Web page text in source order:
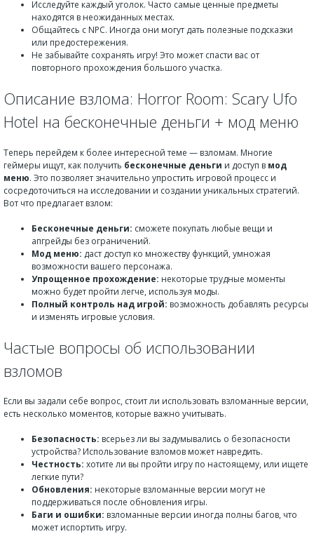
Исследуйте каждый уголок. Часто самые ценные предметы
находятся в неожиданных местах.
Общайтесь с NPC. Иногда они могут дать полезные подсказки
или предостережения.
Не забывайте сохранять игру! Это может спасти вас от
повторного прохождения большого участка.
Описание взлома: Horror Room: Scary Ufo
Hotel на бесконечные деньги + мод меню
Теперь перейдем к более интересной теме — взломам. Многие
геймеры ищут, как получить бесконечные деньги и доступ в мод
меню. Это позволяет значительно упростить игровой процесс и
сосредоточиться на исследовании и создании уникальных стратегий.
Вот что предлагает взлом:
Бесконечные деньги: сможете покупать любые вещи и
апгрейды без ограничений.
Мод меню: даст доступ ко множеству функций, умножая
возможности вашего персонажа.
Упрощенное прохождение: некоторые трудные моменты
можно будет пройти легче, используя моды.
Полный контроль над игрой: возможность добавлять ресурсы
и изменять игровые условия.
Частые вопросы об использовании
взломов
Если вы задали себе вопрос, стоит ли использовать взломанные версии,
есть несколько моментов, которые важно учитывать.
Безопасность: всерьез ли вы задумывались о безопасности
устройства? Использование взломов может навредить.
Честность: хотите ли вы пройти игру по настоящему, или ищете
легкие пути?
Обновления: некоторые взломанные версии могут не
поддерживаться после обновления игры.
Баги и ошибки: взломанные версии иногда полны багов, что
может испортить игру.